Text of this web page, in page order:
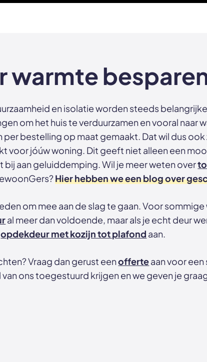
warmte
en isolatie worden steeds
om het huis te verduurzamen en vooral naar
bestelling op maat gemaakt. Dat wil dus
voor jóúw woning. Dit geeft niet alleen een
aan geluiddemping. Wil je meer weten over
Hier hebben we een blog over
om mee aan de slag te gaan. Voor
al meer dan voldoende, maar als je echt deur
opdekdeur met kozijn tot plafond aan.
Vraag dan gerust eenofferteaan voor
ons toegestuurd krijgen en we geven je